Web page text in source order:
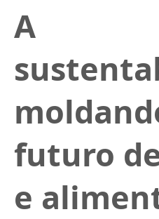
A
futuro
e